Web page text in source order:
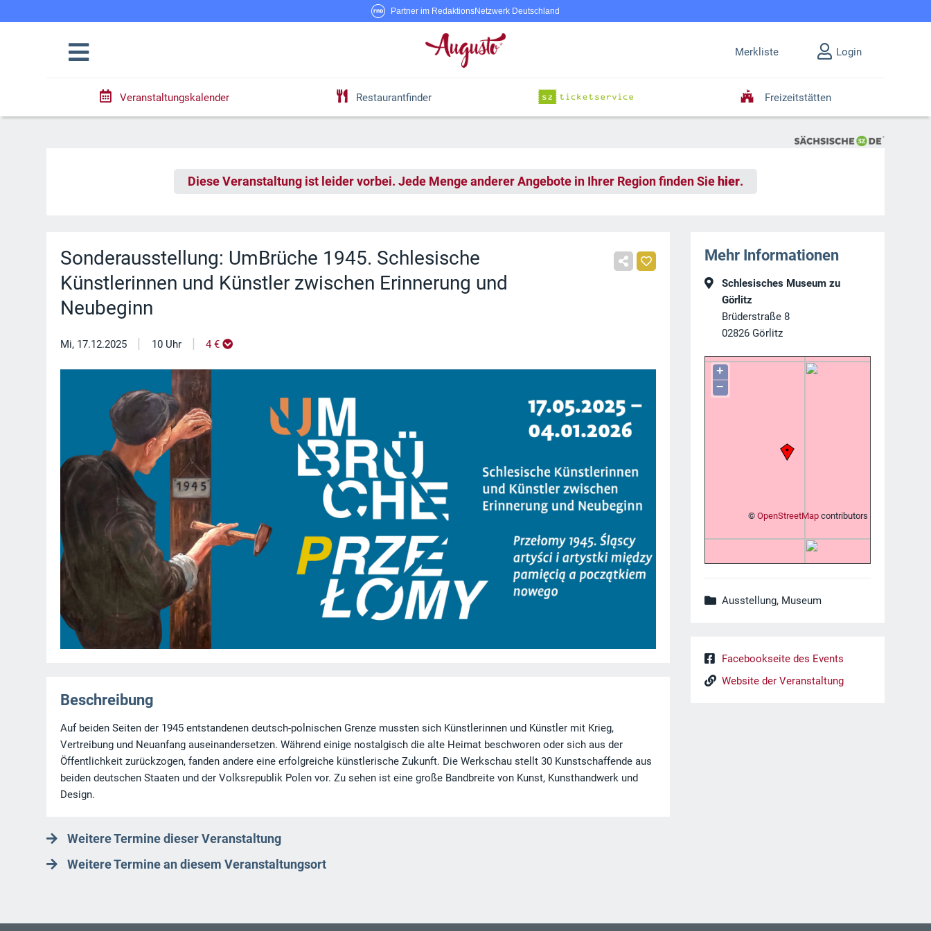
Partner im RedaktionsNetzwerk Deutschland
Merkliste Login
Veranstaltungskalender Restaurantfinder Freizeitstätten
Diese Veranstaltung ist leider vorbei. Jede Menge anderer Angebote in Ihrer Region finden Sie hier.
Sonderausstellung: UmBrüche 1945. Schlesische
Künstlerinnen und Künstler zwischen Erinnerung und
Neubeginn
Mi, 17.12.2025 | 10 Uhr | 4 €
Beschreibung
Auf beiden Seiten der 1945 entstandenen deutsch-polnischen Grenze mussten sich Künstlerinnen und Künstler mit Krieg,
Vertreibung und Neuanfang auseinandersetzen. Während einige nostalgisch die alte Heimat beschworen oder sich aus der
Öffentlichkeit zurückzogen, fanden andere eine erfolgreiche künstlerische Zukunft. Die Werkschau stellt 30 Kunstschaffende aus
beiden deutschen Staaten und der Volksrepublik Polen vor. Zu sehen ist eine große Bandbreite von Kunst, Kunsthandwerk und
Design.
Weitere Termine dieser Veranstaltung
Weitere Termine an diesem Veranstaltungsort
Mehr Informationen
Schlesisches Museum zu
Görlitz
Brüderstraße 8
02826 Görlitz
+
−
© OpenStreetMapcontributors
Ausstellung, Museum
Facebookseite des Events
Website der Veranstaltung